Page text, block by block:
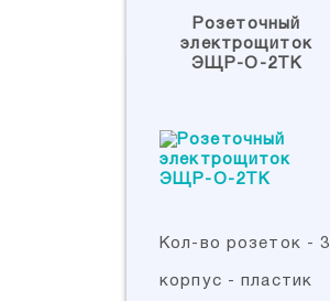
Розеточный
электрощиток
ЭЩР-О-2ТК
Кол-во розеток - 3
корпус - пластик